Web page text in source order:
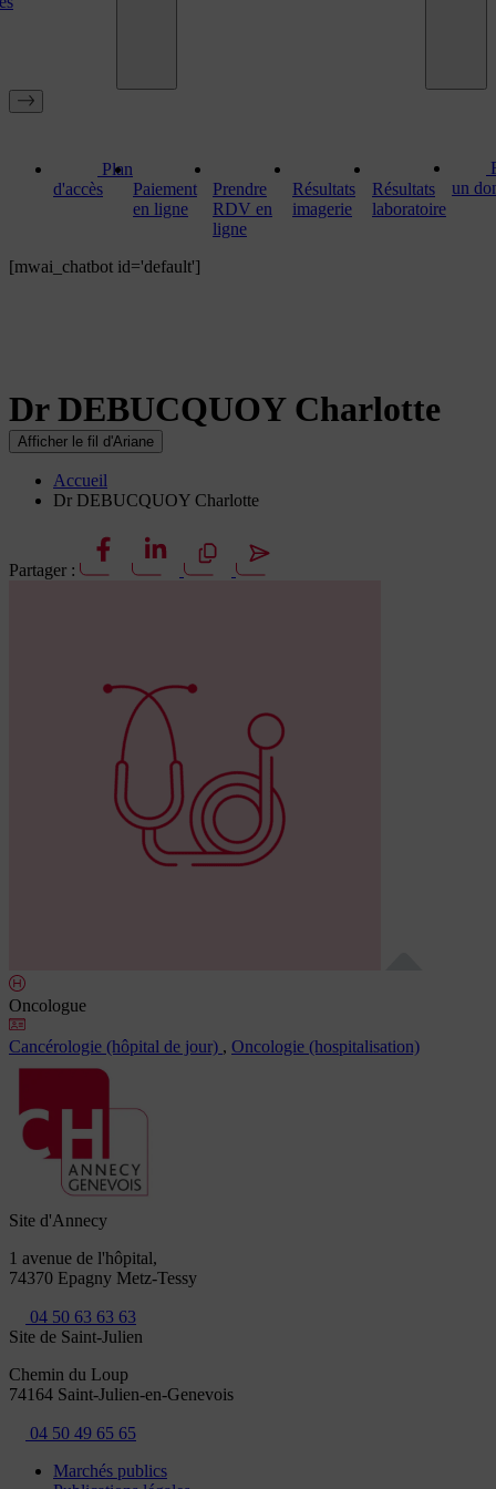
Plan
d'accès
Paiement
en ligne
Prendre
RDV en
ligne
Résultats
imagerie
Résultats
laboratoire
un
[mwai_chatbot id='default']
Dr DEBUCQUOY Charlotte
Afficher le fil d'Ariane
Accueil
Dr DEBUCQUOY Charlotte
Partager :
Oncologue
Cancérologie (hôpital de jour) , Oncologie (hospitalisation)
Site d'Annecy
1 avenue de l'hôpital,
74370 Epagny Metz-Tessy
04 50 63 63 63
Site de Saint-Julien
Chemin du Loup
74164 Saint-Julien-en-Genevois
04 50 49 65 65
Marchés publics